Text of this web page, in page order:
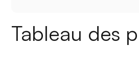
Tableau des